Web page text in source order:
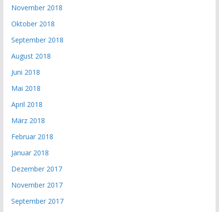
November 2018
Oktober 2018
September 2018
August 2018
Juni 2018
Mai 2018
April 2018
März 2018
Februar 2018
Januar 2018
Dezember 2017
November 2017
September 2017